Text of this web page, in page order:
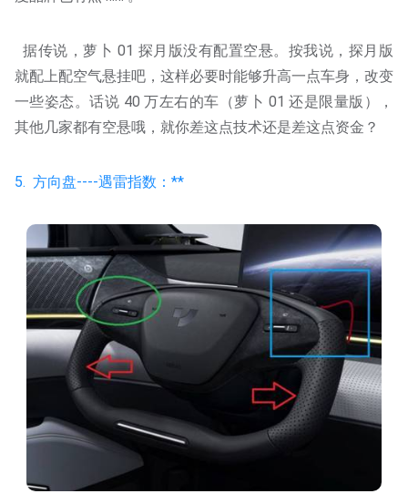
据传说，萝卜 01 探月版没有配置空悬。按我说，探月版
就配上配空气悬挂吧，这样必要时能够升高一点车身，改变
一些姿态。话说 40 万左右的车（萝卜 01 还是限量版），
其他几家都有空悬哦，就你差这点技术还是差这点资金？
5. 方向盘----遇雷指数：**